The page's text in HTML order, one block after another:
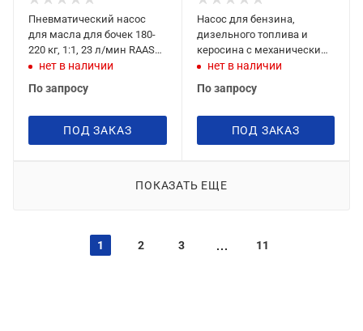
Пневматический насос
для масла для бочек 180-
220 кг, 1:1, 23 л/мин RAASM
33094
нет в наличии
По запросу
ПОД ЗАКАЗ
Насос для бензина,
дизельного топлива и
керосина с механическим
пистолетом Piusi DRUM
нет в наличии
По запросу
ПОД ЗАКАЗ
ПОКАЗАТЬ ЕЩЕ
1 2 3 11